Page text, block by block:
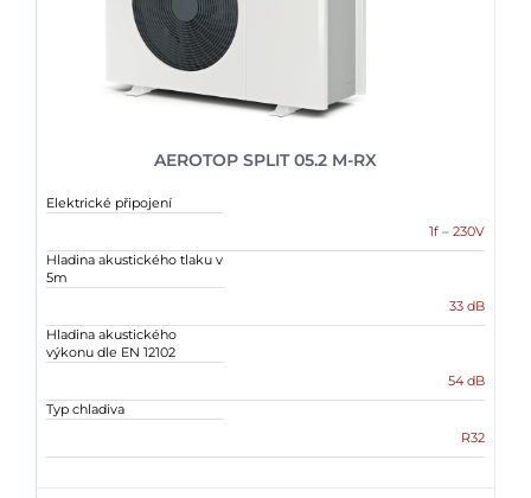
AEROTOP SPLIT 05.2 M-RX
Elektrické připojení
1f – 230V
Hladina akustického tlaku v
5m
33 dB
Hladina akustického
výkonu dle EN 12102
54 dB
Typ chladiva
R32